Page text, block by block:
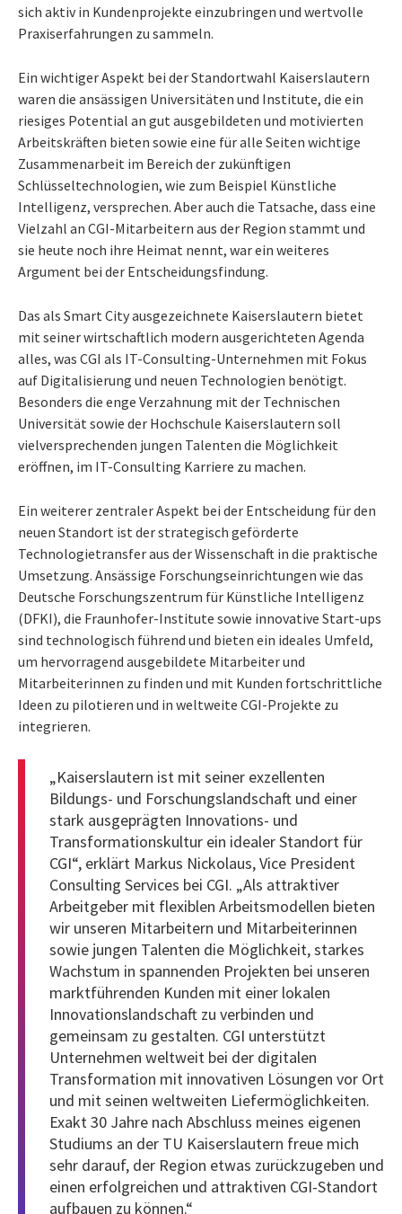
sich aktiv in Kundenprojekte einzubringen und wertvolle
Praxiserfahrungen zu sammeln.
Ein wichtiger Aspekt bei der Standortwahl Kaiserslautern
waren die ansässigen Universitäten und Institute, die ein
riesiges Potential an gut ausgebildeten und motivierten
Arbeitskräften bieten sowie eine für alle Seiten wichtige
Zusammenarbeit im Bereich der zukünftigen
Schlüsseltechnologien, wie zum Beispiel Künstliche
Intelligenz, versprechen. Aber auch die Tatsache, dass eine
Vielzahl an CGI-Mitarbeitern aus der Region stammt und
sie heute noch ihre Heimat nennt, war ein weiteres
Argument bei der Entscheidungsfindung.
Das als Smart City ausgezeichnete Kaiserslautern bietet
mit seiner wirtschaftlich modern ausgerichteten Agenda
alles, was CGI als IT-Consulting-Unternehmen mit Fokus
auf Digitalisierung und neuen Technologien benötigt.
Besonders die enge Verzahnung mit der Technischen
Universität sowie der Hochschule Kaiserslautern soll
vielversprechenden jungen Talenten die Möglichkeit
eröffnen, im IT-Consulting Karriere zu machen.
Ein weiterer zentraler Aspekt bei der Entscheidung für den
neuen Standort ist der strategisch geförderte
Technologietransfer aus der Wissenschaft in die praktische
Umsetzung. Ansässige Forschungseinrichtungen wie das
Deutsche Forschungszentrum für Künstliche Intelligenz
(DFKI), die Fraunhofer-Institute sowie innovative Start-ups
sind technologisch führend und bieten ein ideales Umfeld,
um hervorragend ausgebildete Mitarbeiter und
Mitarbeiterinnen zu finden und mit Kunden fortschrittliche
Ideen zu pilotieren und in weltweite CGI-Projekte zu
integrieren.
„Kaiserslautern ist mit seiner exzellenten
Bildungs- und Forschungslandschaft und einer
stark ausgeprägten Innovations- und
Transformationskultur ein idealer Standort für
CGI“, erklärt Markus Nickolaus, Vice President
Consulting Services bei CGI. „Als attraktiver
Arbeitgeber mit flexiblen Arbeitsmodellen bieten
wir unseren Mitarbeitern und Mitarbeiterinnen
sowie jungen Talenten die Möglichkeit, starkes
Wachstum in spannenden Projekten bei unseren
marktführenden Kunden mit einer lokalen
Innovationslandschaft zu verbinden und
gemeinsam zu gestalten. CGI unterstützt
Unternehmen weltweit bei der digitalen
Transformation mit innovativen Lösungen vor Ort
und mit seinen weltweiten Liefermöglichkeiten.
Exakt 30 Jahre nach Abschluss meines eigenen
Studiums an der TU Kaiserslautern freue mich
sehr darauf, der Region etwas zurückzugeben und
einen erfolgreichen und attraktiven CGI-Standort
aufbauen zu können.“